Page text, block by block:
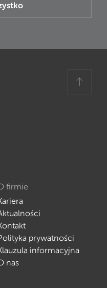
firmie
prywatności
informacyjna
nas